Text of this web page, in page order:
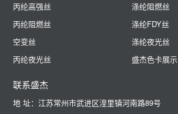
丙纶高强丝
涤纶阻燃丝
丙纶阻燃丝
涤纶FDY丝
空变丝
涤纶夜光丝
丙纶夜光丝
盛杰色卡展示
联系盛杰
地 址：江苏常州市武进区湟里镇河南路89号